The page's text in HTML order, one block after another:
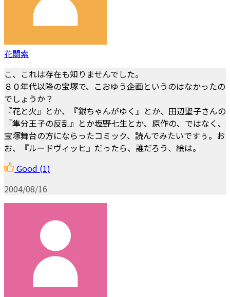
花關索
こ、これは存在も知りませんでした。
８０年代以降の宝塚で、こおゆう企画というのはなかったの
でしょうか？
『花と火』とか、『銀ちゃんがゆく』とか、田辺聖子さんの
『隼分王子の反乱』とか塩野七生とか、原作の、ではなく、
宝塚舞台の方にならったコミック、読んでみたいですぅ。お
お、『ルードヴィッヒ』だったら、誰だろう、絵は。
Good (1)
2004/08/16